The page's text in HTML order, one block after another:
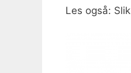
Les også: